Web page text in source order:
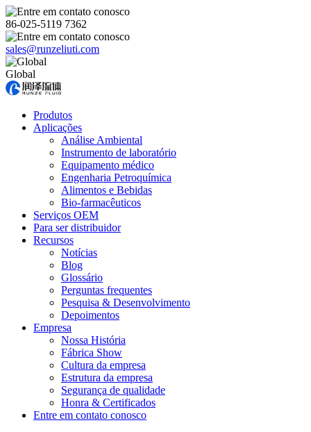
86-025-5119 7362
sales@runzeliuti.com
Global
Produtos
Aplicações
Análise Ambiental
Instrumento de laboratório
Equipamento médico
Engenharia Petroquímica
Alimentos e Bebidas
Bio-farmacêuticos
Serviços OEM
Para ser distribuidor
Recursos
Notícias
Blog
Glossário
Perguntas frequentes
Pesquisa & Desenvolvimento
Depoimentos
Empresa
Nossa História
Fábrica Show
Cultura da empresa
Estrutura da empresa
Segurança de qualidade
Honra & Certificados
Entre em contato conosco